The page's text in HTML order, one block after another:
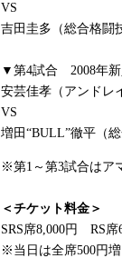
VS
吉田圭多（総合格闘
▼第4試合 2008年
安芸佳孝（アンドレ
VS
増田“BULL”徹平（
※第1～第3試合はア
＜チケット料金＞
SRS席8,000円 RS
※当日は全席500円